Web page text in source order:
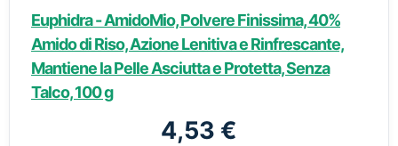
Euphidra - AmidoMio, Polvere Finissima, 40%
Amido di Riso, Azione Lenitiva e Rinfrescante,
Mantiene la Pelle Asciutta e Protetta, Senza
Talco, 100 g
4,53 €